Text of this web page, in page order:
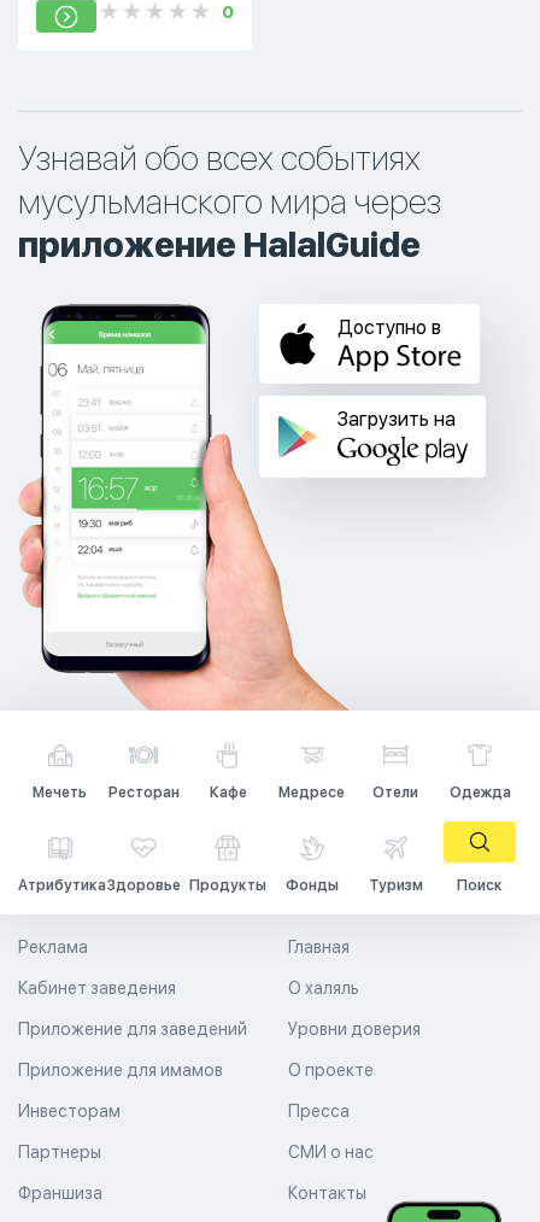
0
Узнавай обо всех событиях
мусульманского мира через
приложение HalalGuide
Доступно в
Загрузить на
Мечеть Ресторан Кафе Медресе Отели Одежда
АтрибутикаЗдоровье Продукты Фонды Туризм Поиск
Главная
О халяль
Уровни доверия
Реклама
Кабинет заведения
Приложение для заведений
Приложение для имамов О проекте
Пресса
СМИ о нас
Контакты
Инвесторам
Партнеры
Франшиза